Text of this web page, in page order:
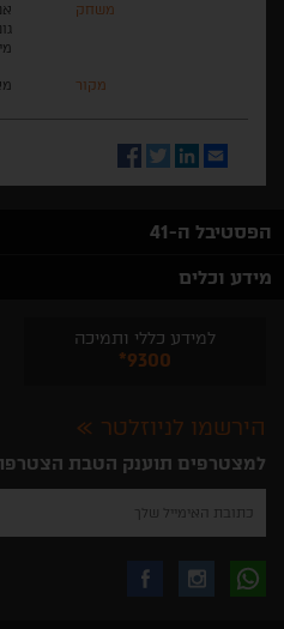
משחק
מקור
Email
LinkedIn
Twitter
Facebook
הפסטיבל ה-41
מידע וכלים
למידע כללי ותמיכה
*9300
הירשמו לניוזלטר
למצטרפים תוענק הטבת
להזין
שלך
לקבלת עקבו